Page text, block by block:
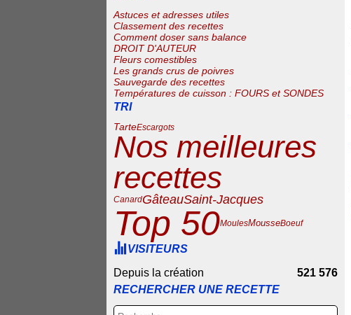
Astuces et adresses utiles
Classement des recettes
Comment doser sans balance
DROIT D'AUTEUR
Fleurs comestibles
Les grands crus de poivres
Sauvegarde des recettes
Températures de cuisson : FOURS et SONDES
TRI
TarteEscargots
Nos meilleures
recettes
CanardGâteauSaint-Jacques
Top 50MoulesMousseBoeuf
VISITEURS
Depuis la création
521 576
RECHERCHER UNE RECETTE